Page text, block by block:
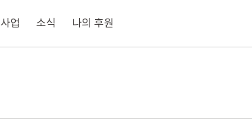
사업 소식 나의 후원